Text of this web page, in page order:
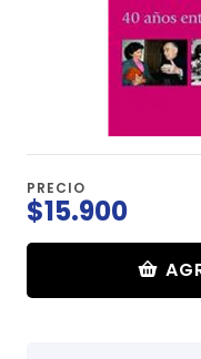
PRECIO
$15.900